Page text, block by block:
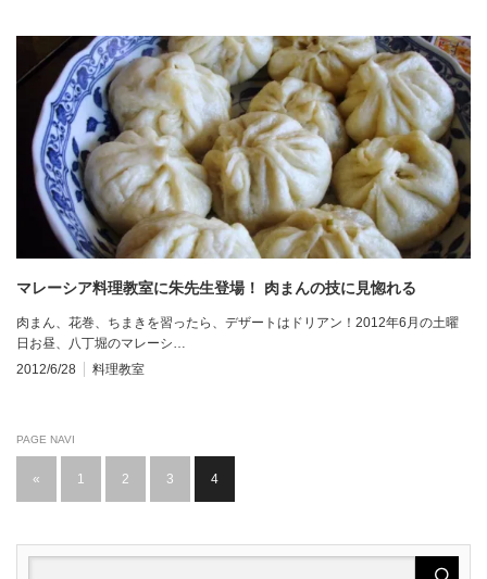
マレーシア料理教室に朱先生登場！ 肉まんの技に見惚れる
肉まん、花巻、ちまきを習ったら、デザートはドリアン！2012年6月の土曜
日お昼、八丁堀のマレーシ…
2012/6/28
料理教室
PAGE NAVI
« 1 2 3 4